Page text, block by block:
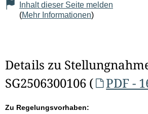
Inhalt dieser Seite melden
(Mehr Informationen)
Details zu
SG2506300106 (
PDF -
Zu Regelungsvorhaben: